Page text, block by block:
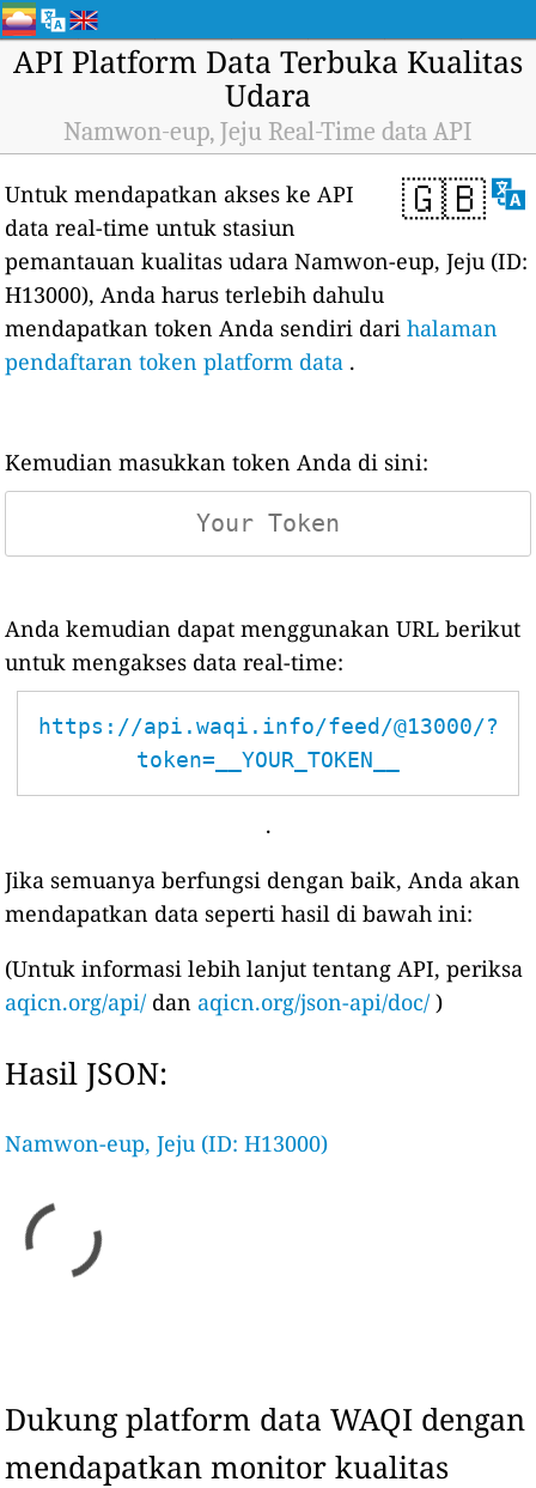
API Platform Data Terbuka Kualitas
Udara
Namwon-eup, Jeju Real-Time data API
🇬🇧
Untuk mendapatkan akses ke API
data real-time untuk stasiun
pemantauan kualitas udara Namwon-eup, Jeju (ID:
H13000), Anda harus terlebih dahulu
mendapatkan token Anda sendiri darihalaman
pendaftaran token platform data .
Kemudian masukkan token Anda di sini:
Anda kemudian dapat menggunakan URL berikut
untuk mengakses data real-time:
https://api.waqi.info/feed/@13000/?
token=__YOUR_TOKEN__
.
Jika semuanya berfungsi dengan baik, Anda akan
mendapatkan data seperti hasil di bawah ini:
(Untuk informasi lebih lanjut tentang API, periksa
aqicn.org/api/ dan aqicn.org/json-api/doc/ )
Hasil JSON:
Namwon-eup, Jeju (ID: H13000)
Dukung platform data WAQI dengan
mendapatkan monitor kualitas